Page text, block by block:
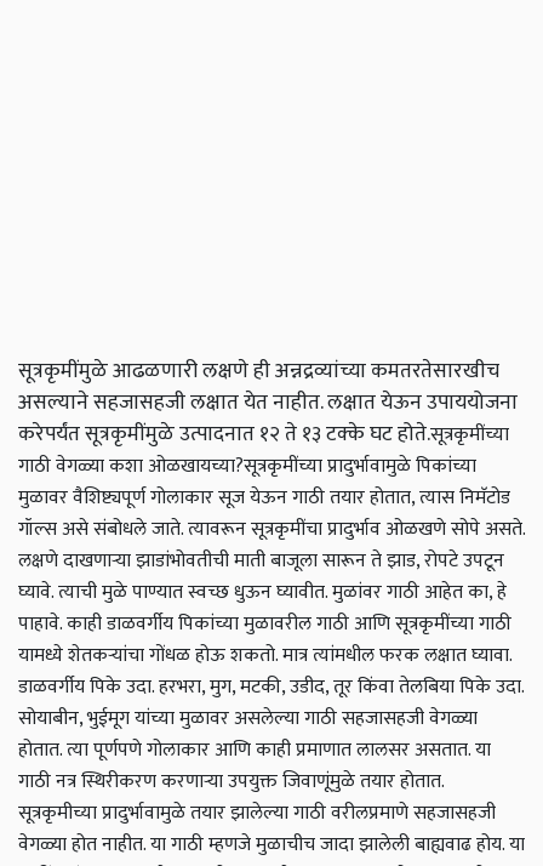
सूत्रकृमींमुळे आढळणारी लक्षणे ही अन्नद्रव्यांच्या कमतरतेसारखीच
असल्याने सहजासहजी लक्षात येत नाहीत. लक्षात येऊन उपाययोजना
करेपर्यंत सूत्रकृमींमुळे उत्पादनात १२ ते १३ टक्के घट होते.सूत्रकृमींच्या
गाठी वेगळ्या कशा ओळखायच्या?सूत्रकृमींच्या प्रादुर्भावामुळे पिकांच्या
मुळावर वैशिष्ट्यपूर्ण गोलाकार सूज येऊन गाठी तयार होतात, त्यास निमॅटोड
गॉल्स असे संबोधले जाते. त्यावरून सूत्रकृमींचा प्रादुर्भाव ओळखणे सोपे असते.
लक्षणे दाखणाऱ्या झाडांभोवतीची माती बाजूला सारून ते झाड, रोपटे उपटून
घ्यावे. त्याची मुळे पाण्यात स्वच्छ धुऊन घ्यावीत. मुळांवर गाठी आहेत का, हे
पाहावे. काही डाळवर्गीय पिकांच्या मुळावरील गाठी आणि सूत्रकृमींच्या गाठी
यामध्ये शेतकऱ्यांचा गोंधळ होऊ शकतो. मात्र त्यांमधील फरक लक्षात घ्यावा.
डाळवर्गीय पिके उदा. हरभरा, मुग, मटकी, उडीद, तूर किंवा तेलबिया पिके उदा.
सोयाबीन, भुईमूग यांच्या मुळावर असलेल्या गाठी सहजासहजी वेगळ्या
होतात. त्या पूर्णपणे गोलाकार आणि काही प्रमाणात लालसर असतात. या
गाठी नत्र स्थिरीकरण करणाऱ्या उपयुक्त जिवाणूंमुळे तयार होतात.
सूत्रकृमीच्या प्रादुर्भावामुळे तयार झालेल्या गाठी वरीलप्रमाणे सहजासहजी
वेगळ्या होत नाहीत. या गाठी म्हणजे मुळाचीच जादा झालेली बाह्यवाढ होय. या